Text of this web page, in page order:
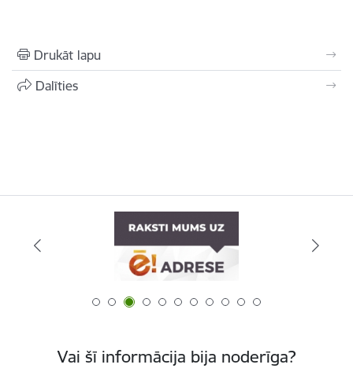
Drukāt lapu
Dalīties
Vai šī informācija bija noderīga?